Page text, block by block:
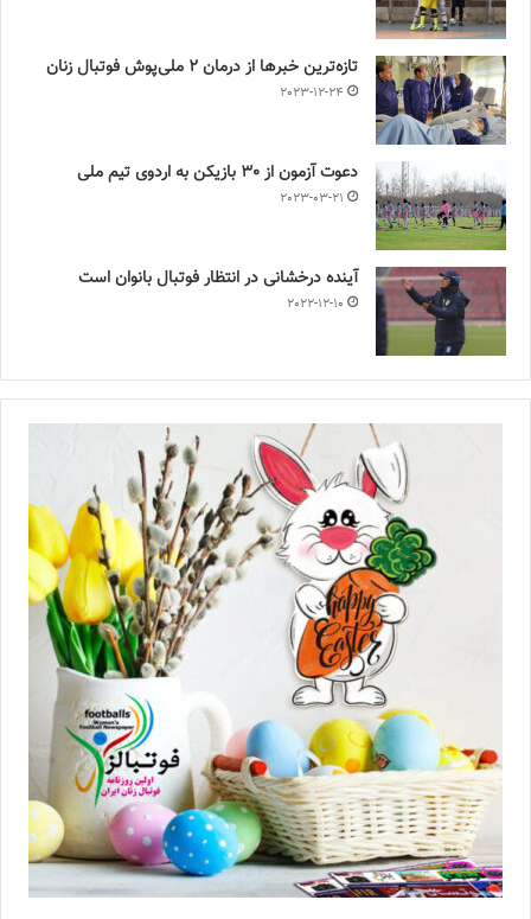
تازه‌ترین خبرها از درمان ۲ ملی‌پوش فوتبال زنان
2023-12-24
دعوت آزمون از 30 بازیکن به اردوی تیم ملی
2023-03-21
آینده درخشانی در انتظار فوتبال بانوان است
2022-12-10